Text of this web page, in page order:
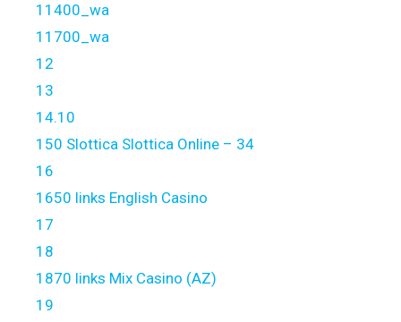
11400_wa
11700_wa
12
13
14.10
150 Slottica Slottica Online – 34
16
1650 links English Casino
17
18
1870 links Mix Casino (AZ)
19